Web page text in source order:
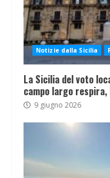
Notizie dalla Sicilia
La Sicilia del voto
campo largo
9 giugno 2026